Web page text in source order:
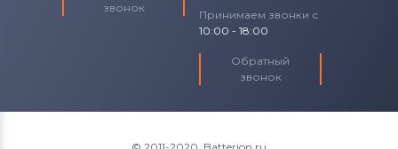
звонок
Принимаем звонки с
10:00 - 18:00
Обратный
звонок